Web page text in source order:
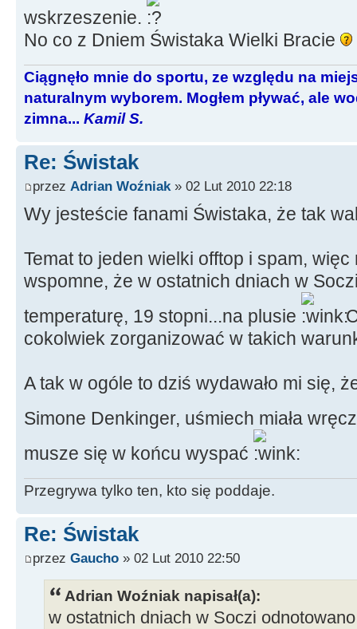
wskrzeszenie.
No co z Dniem Świstaka Wielki Bracie
Ciągnęło mnie do sportu, ze względu na
naturalnym wyborem. Mogłem pływać, ale
zimna... Kamil S.
Re: Świstak
przez Adrian Woźniak » 02 Lut 2010 22:18
Wy jesteście fanami Świstaka, że tak
Temat to jeden wielki offtop i spam,
wspomne, że w ostatnich dniach w
temperaturę, 19 stopni...na plusie
cokolwiek zorganizować w takich
A tak w ogóle to dziś wydawało mi się,
Simone Denkinger, uśmiech miała
musze się w końcu wyspać
Przegrywa tylko ten, kto się poddaje.
Re: Świstak
przez Gaucho » 02 Lut 2010 22:50
Adrian Woźniak napisał(a):
w ostatnich dniach w Soczi